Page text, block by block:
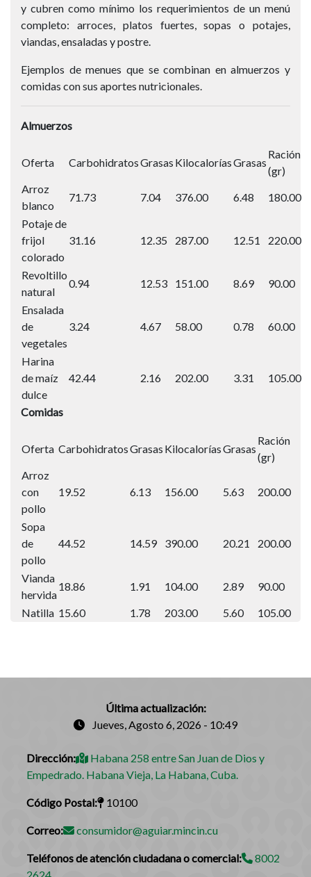
y cubren como mínimo los requerimientos de un menú
completo: arroces, platos fuertes, sopas o potajes,
viandas, ensaladas y postre.
Ejemplos de menues que se combinan en almuerzos y
comidas con sus aportes nutricionales.
Almuerzos
Oferta CarbohidratosGrasas KilocaloríasGrasas
Ración
(gr)
Arroz
blanco
71.73 7.04 376.00 6.48
180.00
Potaje de
frijol
colorado
31.16 12.35 287.00 12.51 220.00
Revoltillo
natural
0.94 12.53 151.00 8.69
90.00
Ensalada
de
vegetales
3.24 4.67 58.00 0.78 60.00
Harina
de maíz
dulce
42.44 2.16 202.00 3.31 105.00
Comidas
Oferta CarbohidratosGrasas KilocaloríasGrasas
Ración
(gr)
Arroz
con
pollo
19.52 6.13 156.00 5.63 200.00
Sopa
de
pollo
44.52 14.59 390.00 20.21 200.00
Vianda
hervida
18.86 1.91 104.00 2.89
90.00
Natilla 15.60 1.78 203.00 5.60 105.00
Última actualización:
Jueves, Agosto 6, 2026 - 10:49
Dirección:
Habana 258 entre San Juan de Dios y
Empedrado. Habana Vieja, La Habana, Cuba.
Código Postal: 10100
Correo: consumidor@aguiar.mincin.cu
Teléfonos de atención ciudadana o comercial:
8002
2624